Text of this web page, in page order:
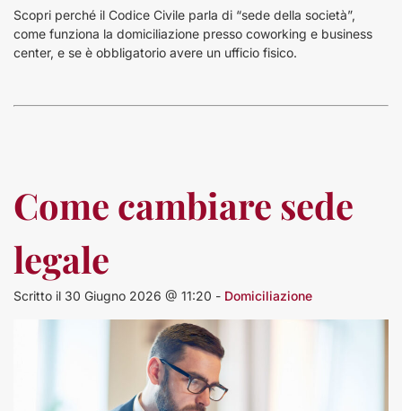
Scopri perché il Codice Civile parla di “sede della società”,
come funziona la domiciliazione presso coworking e business
center, e se è obbligatorio avere un ufficio fisico.
Come cambiare sede
legale
Scritto il 30 Giugno 2026 @ 11:20 - Domiciliazione